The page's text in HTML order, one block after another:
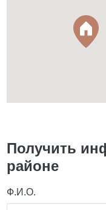
Получить
районе
Ф.И.О.